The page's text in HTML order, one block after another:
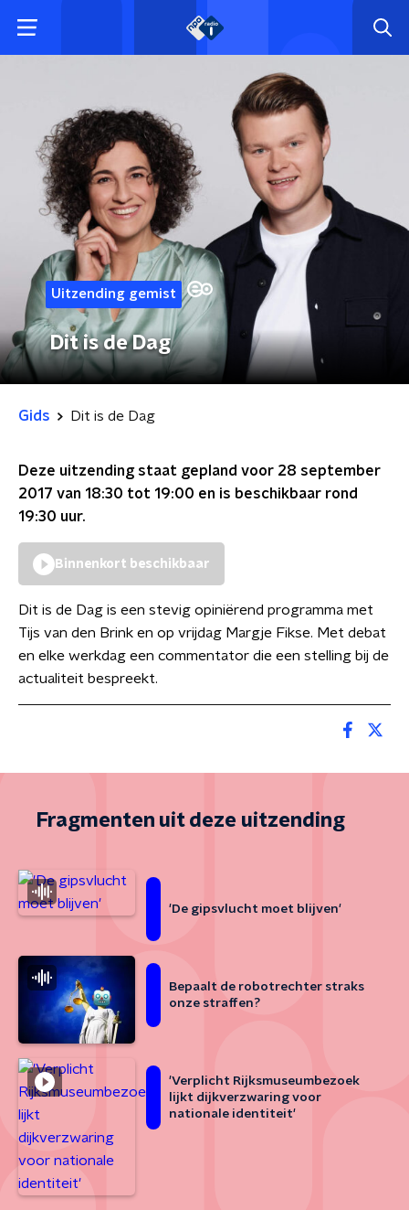
Uitzending gemist
Dit is de Dag
Gids Dit is de Dag
Deze uitzending staat gepland voor 28 september
2017 van 18:30 tot 19:00 en is beschikbaar rond
19:30 uur.
Binnenkort beschikbaar
Dit is de Dag is een stevig opiniërend programma met
Tijs van den Brink en op vrijdag Margje Fikse. Met debat
en elke werkdag een commentator die een stelling bij de
actualiteit bespreekt.
Fragmenten uit deze uitzending
'De gipsvlucht moet blijven'
Bepaalt de robotrechter straks
onze straffen?
'Verplicht Rijksmuseumbezoek
lijkt dijkverzwaring voor
nationale identiteit'